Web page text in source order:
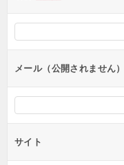
シ
ンメール（公開されません）
サイト